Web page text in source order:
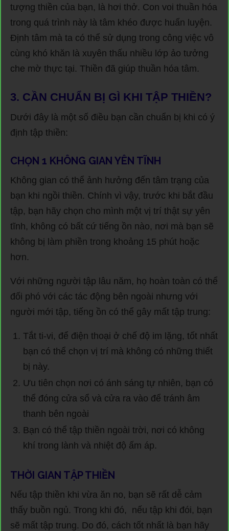
tượng thiền của bạn, là hơi thở. Con voi thuần hóa
trong quá trình này là tâm khéo được huấn luyện.
Định tâm mà ta có thể sử dụng trong công việc vô
cùng khó khăn là xuyên thấu nhiều lớp ảo tưởng
che mờ thực tại. Thiền đã giúp thuần hóa tâm.
3. CẦN CHUẨN BỊ GÌ KHI TẬP THIỀN?
Dưới đây là một số điều bạn cần chuẩn bị khi có ý
định tập thiền:
CHỌN 1 KHÔNG GIAN YÊN TĨNH
Không gian có thể ảnh hưởng đến tâm trạng của
bạn khi ngồi thiền. Chính vì vậy, trước khi bắt đầu
tập, bạn hãy chọn cho mình một vị trí thật sự yên
tĩnh, không có bất cứ tiếng ồn nào, nơi mà bạn sẽ
không bị làm phiền trong khoảng 15 phút hoặc
hơn.
Với những người tập lâu năm, họ hoàn toàn có thể
đối phó với các tác động bên ngoài nhưng với
người mới tập, tiếng ồn có thể gây mất tập trung:
Tắt ti-vi, để điện thoại ở chế độ im lặng, tốt nhất
bạn có thể chọn vị trí mà không có những thiết
bị này.
Ưu tiên chọn nơi có ánh sáng tự nhiên, bạn có
thể đóng cửa sổ và cửa ra vào để tránh âm
thanh bên ngoài
Bạn có thể tập thiền ngoài trời, nơi có không
khí trong lành và nhiệt độ ấm áp.
THỜI GIAN TẬP THIỀN
Nếu tập thiền khi vừa ăn no, bạn sẽ rất dễ cảm
thấy buồn ngủ. Trong khi đó, nếu tập khi đói, bạn
sẽ mất tập trung. Do đó, cách tốt nhất là bạn hãy